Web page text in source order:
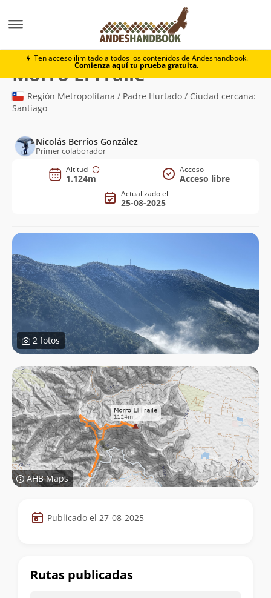
Ten acceso ilimitado a todos los contenidos de Andeshandbook.
Comienza aquí tu prueba gratuita.
Morro El Fraile
Morro El Fraile(1.124m)
Región Metropolitana / Padre Hurtado / Ciudad cercana:
Santiago
Nicolás Berríos González
Primer colaborador
Altitud
1.124m
Acceso
Acceso libre
Actualizado el
25-08-2025
2 fotos
AHB Maps
Datos
de
cumbre
Publicado el 27-08-2025
Rutas publicadas